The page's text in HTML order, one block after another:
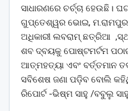
ସାଧାରଣରେ ଚର୍ଚ୍ଚା ହେଉଛି।
ଗୁପ୍ତେଶ୍ୱର ଭୋଇ, ମ.ରାମପୁର
ଅଧିକାରୀ ଲବରାମ୍ ଛତ୍ରିଆ
ଶବ ଦ୍ବୟକୁ ପୋଷ୍ଟମର୍ଟମ
ଆତ୍ମହତ୍ୟା ଏବଂ ବର୍ତ୍ତମାନ
ସବିଶେଷ ଜଣା ପଡ଼ିବ ବୋଲି
ରିପୋର୍ଟ -ଭିଷ୍ମ ସାହୁ /ବବୁଲୁ